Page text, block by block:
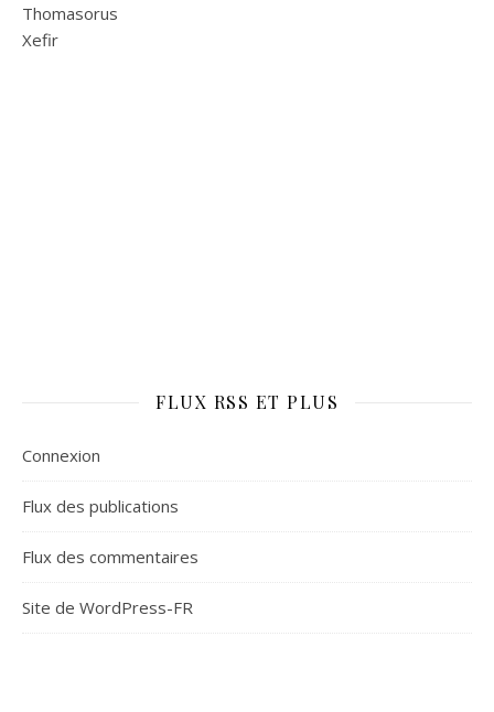
Thomasorus
Xefir
FLUX RSS ET PLUS
Connexion
Flux des publications
Flux des commentaires
Site de WordPress-FR